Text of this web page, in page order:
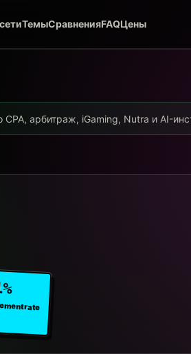
ТемыСравненияFAQЦены
арбитраж, iGaming, Nutra и AI-
rate